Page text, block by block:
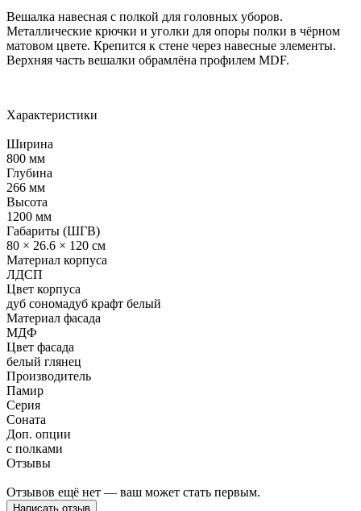
Вешалка навесная с полкой для головных уборов.
Металлические крючки и уголки для опоры полки в чёрном
матовом цвете. Крепится к стене через навесные элементы.
Верхняя часть вешалки обрамлёна профилем MDF.
Характеристики
Ширина
800 мм
Глубина
266 мм
Высота
1200 мм
Габариты (ШГВ)
80 × 26.6 × 120 см
Материал корпуса
ЛДСП
Цвет корпуса
дуб сономадуб крафт белый
Материал фасада
МДФ
Цвет фасада
белый глянец
Производитель
Памир
Серия
Соната
Доп. опции
с полками
Отзывы
Отзывов ещё нет — ваш может стать первым.
Написать отзыв